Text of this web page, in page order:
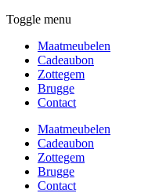
Toggle menu
Maatmeubelen
Cadeaubon
Zottegem
Brugge
Contact
Maatmeubelen
Cadeaubon
Zottegem
Brugge
Contact